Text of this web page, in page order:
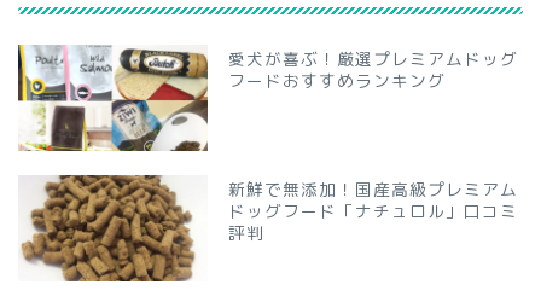
愛犬が喜ぶ！厳選プレミアムドッグ
フードおすすめランキング
新鮮で無添加！国産高級プレミアム
ドッグフード「ナチュロル」口コミ
評判